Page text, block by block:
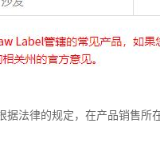
据法律的规定，在产品销售所